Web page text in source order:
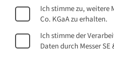
Ich stimme zu, weitere
Co. KGaA zu erhalten.
Ich stimme der
Daten durch Messer SE